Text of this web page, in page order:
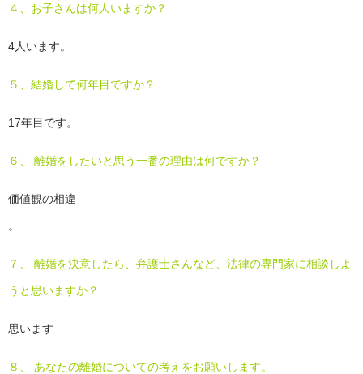
４、お子さんは何人いますか？
4人います。
５、結婚して何年目ですか？
17年目です。
６、 離婚をしたいと思う一番の理由は何ですか？
価値観の相違
。
７、 離婚を決意したら、弁護士さんなど、法律の専門家に相談しよ
うと思いますか？
思います
８、 あなたの離婚についての考えをお願いします。